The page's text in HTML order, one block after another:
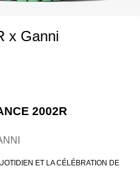
x Ganni
2002R
ET LA CÉLÉBRATION DE